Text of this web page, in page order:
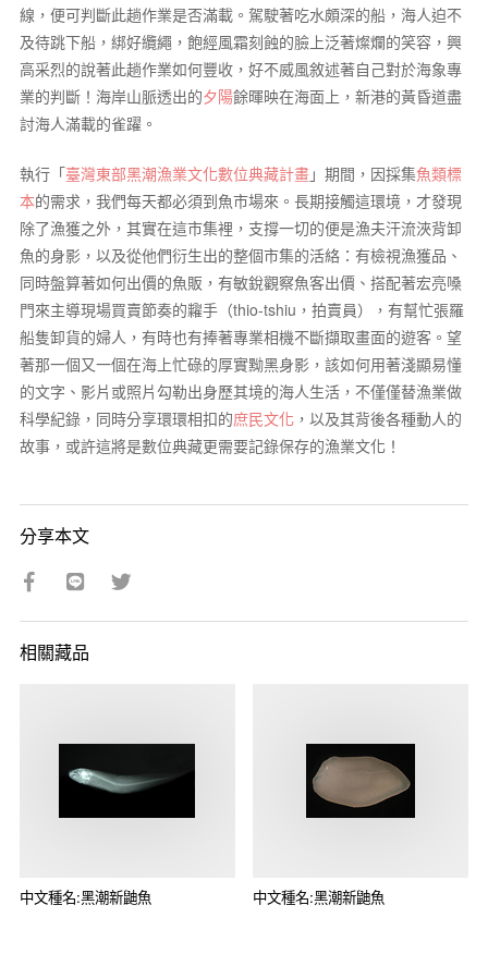
線，便可判斷此趟作業是否滿載。駕駛著吃水頗深的船，海人迫不
及待跳下船，綁好纜繩，飽經風霜刻蝕的臉上泛著燦爛的笑容，興
高采烈的說著此趟作業如何豐收，好不威風敘述著自己對於海象專
業的判斷！海岸山脈透出的夕陽餘暉映在海面上，新港的黃昏道盡
討海人滿載的雀躍。
執行「臺灣東部黑潮漁業文化數位典藏計畫」期間，因採集魚類標
本的需求，我們每天都必須到魚市場來。長期接觸這環境，才發現
除了漁獲之外，其實在這市集裡，支撐一切的便是漁夫汗流浹背卸
魚的身影，以及從他們衍生出的整個市集的活絡：有檢視漁獲品、
同時盤算著如何出價的魚販，有敏銳觀察魚客出價、搭配著宏亮嗓
門來主導現場買賣節奏的糶手（thio-tshiu，拍賣員），有幫忙張羅
船隻卸貨的婦人，有時也有捧著專業相機不斷擷取畫面的遊客。望
著那一個又一個在海上忙碌的厚實黝黑身影，該如何用著淺顯易懂
的文字、影片或照片勾勒出身歷其境的海人生活，不僅僅替漁業做
科學紀錄，同時分享環環相扣的庶民文化，以及其背後各種動人的
故事，或許這將是數位典藏更需要記錄保存的漁業文化！
分享本文
相關藏品
中文種名:黑潮新鼬魚 中文種名:黑潮新鼬魚